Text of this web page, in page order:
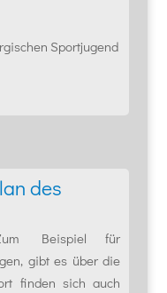
Sportjugend
des
Zum Beispiel für
gibt es über die
finden sich auch